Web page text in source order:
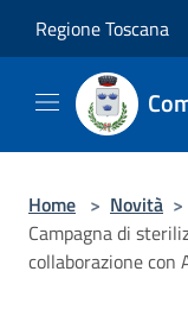
Regione Toscana
Home > Novità >
Campagna di
collaborazione con